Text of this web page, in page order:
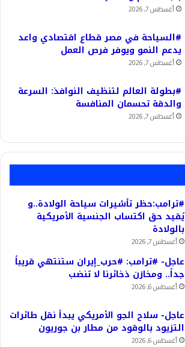
أغسطس 7, 2026
#السياحة في مصر قطاع اقتصادي واعد
يدعم النمو ويوفر فرص العمل
أغسطس 7, 2026
#بطولة العالم لتنظيف النوافذ: السرعة
والدقة تحسمان المنافسة
أغسطس 7, 2026
#ترامب:حظر تأشيرات سياحة الولادة..و
يُقيد حق اكتساب الجنسية الأمريكية
بالولادة
أغسطس 7, 2026
عاجل- #ترامب: #حرب_إيران ستنتهي قريباً
جداً.. ومخازن ذخائرنا لا تنضب
أغسطس 6, 2026
عاجل- سلاح الجو الأمريكي يبدأ نقل طائرات
التزيود بالوقود من مطار بن جوريون
أغسطس 6, 2026